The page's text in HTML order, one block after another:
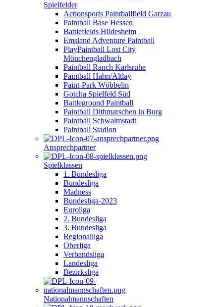
Spielfelder
Actionsports Paintballfield Garzau
Paintball Base Hessen
Battlefields Hildesheim
Emsland Adventure Paintball
PlayPaintball Lost City
Mönchengladbach
Paintball Ranch Karlsruhe
Paintball Hahn/Altlay
Paint-Park Wöbbelin
Gotcha Spielfeld Süd
Battleground Paintball
Paintball Dithmarschen in Burg
Paintball Schwalmstadt
Paintball Stadion
Ansprechpartner
Spielklassen
1. Bundesliga
Bundesliga
Madness
Bundesliga-2023
Euroliga
2. Bundesliga
3. Bundesliga
Regionalliga
Oberliga
Verbandsliga
Landesliga
Bezirksliga
Nationalmannschaften